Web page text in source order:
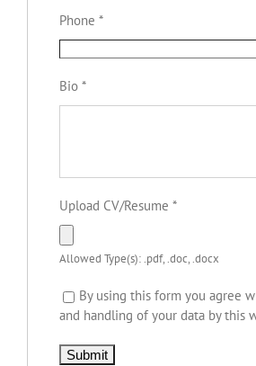
Phone *
Bio *
Upload CV/Resume *
Allowed Type(s): .pdf, .doc, .docx
By using this form you agree
and handling of your data by this